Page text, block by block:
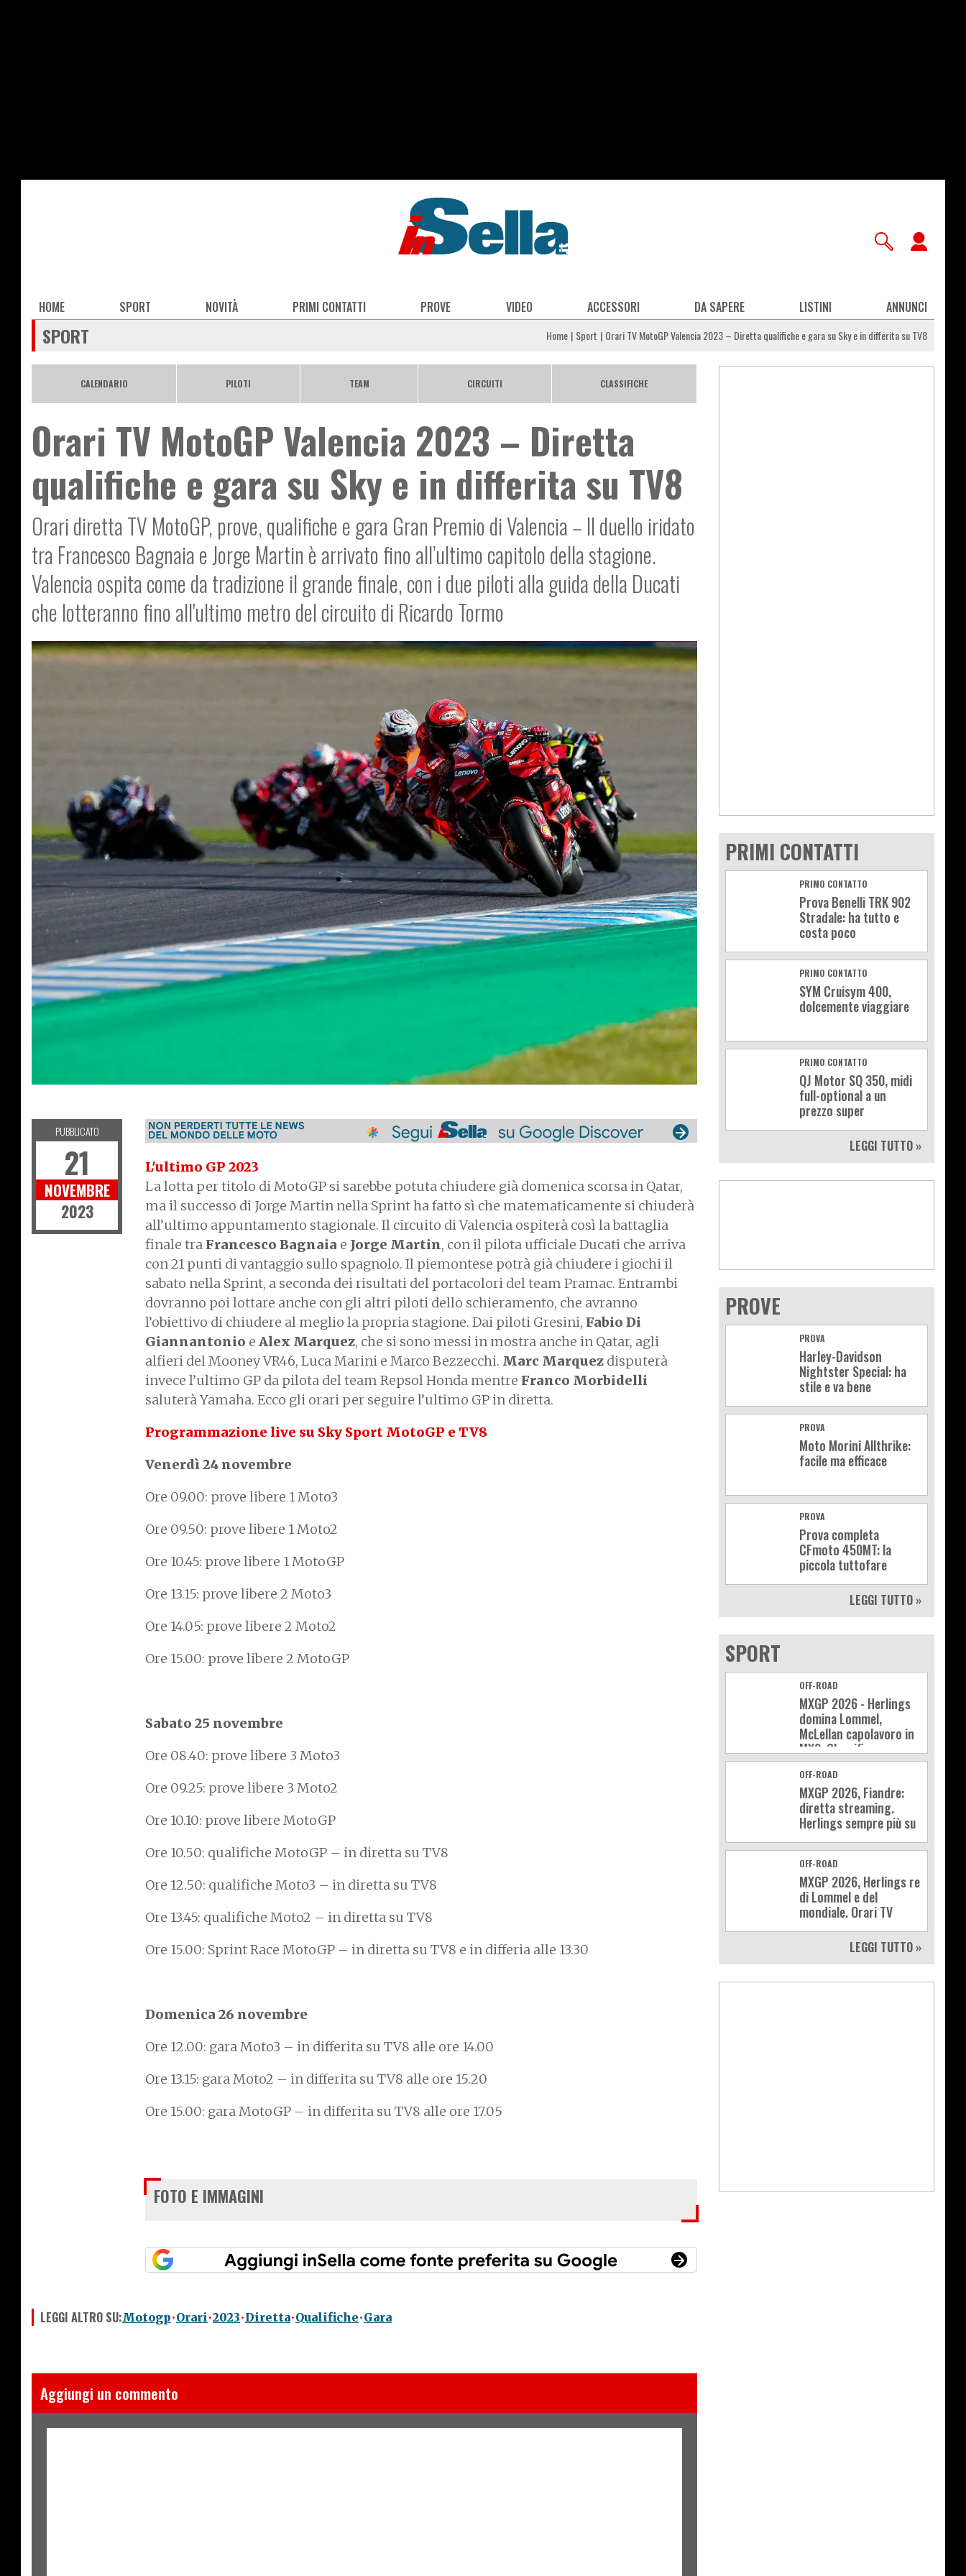
Main
navigation
HOME SPORT NOVITÀ PRIMI CONTATTI PROVE VIDEO ACCESSORI DA SAPERE LISTINI ANNUNCI
SPORT Home Sport Orari TV MotoGP Valencia 2023 – Diretta qualifiche e gara su Sky e in differita su TV8
CALENDARIO PILOTI TEAM CIRCUITI CLASSIFICHE
Orari TV MotoGP Valencia 2023 – Diretta
qualifiche e gara su Sky e in differita su TV8
Orari diretta TV MotoGP, prove, qualifiche e gara Gran Premio di Valencia – Il duello iridato
tra Francesco Bagnaia e Jorge Martin è arrivato fino all’ultimo capitolo della stagione.
Valencia ospita come da tradizione il grande finale, con i due piloti alla guida della Ducati
che lotteranno fino all'ultimo metro del circuito di Ricardo Tormo
L'ultimo GP 2023
La lotta per titolo di MotoGP si sarebbe potuta chiudere già domenica scorsa in Qatar,
ma il successo di Jorge Martin nella Sprint ha fatto sì che matematicamente si chiuderà
all’ultimo appuntamento stagionale. Il circuito di Valencia ospiterà così la battaglia
finale tra Francesco Bagnaia e Jorge Martin, con il pilota ufficiale Ducati che arriva
con 21 punti di vantaggio sullo spagnolo. Il piemontese potrà già chiudere i giochi il
sabato nella Sprint, a seconda dei risultati del portacolori del team Pramac. Entrambi
dovranno poi lottare anche con gli altri piloti dello schieramento, che avranno
l’obiettivo di chiudere al meglio la propria stagione. Dai piloti Gresini, Fabio Di
Giannantonio e Alex Marquez, che si sono messi in mostra anche in Qatar, agli
alfieri del Mooney VR46, Luca Marini e Marco Bezzecchi. Marc Marquez disputerà
invece l’ultimo GP da pilota del team Repsol Honda mentre Franco Morbidelli
saluterà Yamaha. Ecco gli orari per seguire l’ultimo GP in diretta.
Programmazione live su Sky Sport MotoGP e TV8
Venerdì 24 novembre
Ore 09.00: prove libere 1 Moto3
Ore 09.50: prove libere 1 Moto2
Ore 10.45: prove libere 1 MotoGP
Ore 13.15: prove libere 2 Moto3
Ore 14.05: prove libere 2 Moto2
Ore 15.00: prove libere 2 MotoGP
Sabato 25 novembre
Ore 08.40: prove libere 3 Moto3
Ore 09.25: prove libere 3 Moto2
Ore 10.10: prove libere MotoGP
Ore 10.50: qualifiche MotoGP – in diretta su TV8
Ore 12.50: qualifiche Moto3 – in diretta su TV8
Ore 13.45: qualifiche Moto2 – in diretta su TV8
Ore 15.00: Sprint Race MotoGP – in diretta su TV8 e in differia alle 13.30
Domenica 26 novembre
Ore 12.00: gara Moto3 – in differita su TV8 alle ore 14.00
Ore 13.15: gara Moto2 – in differita su TV8 alle ore 15.20
Ore 15.00: gara MotoGP – in differita su TV8 alle ore 17.05
FOTO E IMMAGINI
PUBBLICATO
21
NOVEMBRE
2023
LEGGI ALTRO SU:Motogp Orari 2023 Diretta Qualifiche Gara
Aggiungi un commento
PRIMI CONTATTI
PRIMO CONTATTO
Prova Benelli TRK 902
Stradale: ha tutto e
costa poco
PRIMO CONTATTO
SYM Cruisym 400,
dolcemente viaggiare
PRIMO CONTATTO
QJ Motor SQ 350, midi
full-optional a un
prezzo super
LEGGI TUTTO »
PROVE
PROVA
Harley-Davidson
Nightster Special: ha
stile e va bene
PROVA
Moto Morini Allthrike:
facile ma efficace
PROVA
Prova completa
CFmoto 450MT: la
piccola tuttofare
LEGGI TUTTO »
SPORT
OFF-ROAD
MXGP 2026 - Herlings
domina Lommel,
McLellan capolavoro in
MX2. Classifica e
calendario
OFF-ROAD
MXGP 2026, Fiandre:
diretta streaming.
Herlings sempre più su
OFF-ROAD
MXGP 2026, Herlings re
di Lommel e del
mondiale. Orari TV
LEGGI TUTTO »